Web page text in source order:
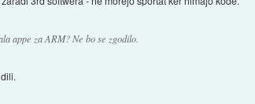
appe za ARM? Ne bo se zgodilo.